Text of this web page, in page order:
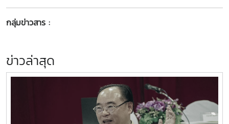
กลุ่มข่าวสาร :
ข่าวล่าสุด